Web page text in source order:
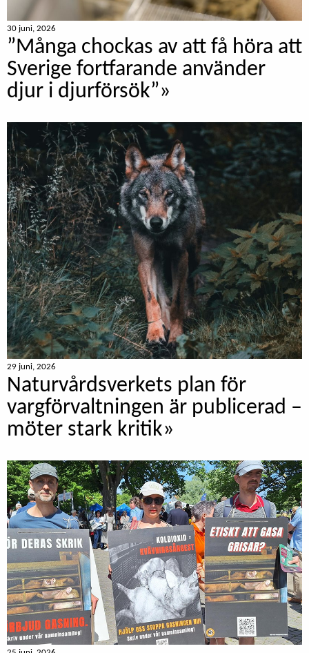
30 juni, 2026
”Många chockas av att få höra att
Sverige fortfarande använder
djur i djurförsök”»
29 juni, 2026
Naturvårdsverkets plan för
vargförvaltningen är publicerad –
möter stark kritik»